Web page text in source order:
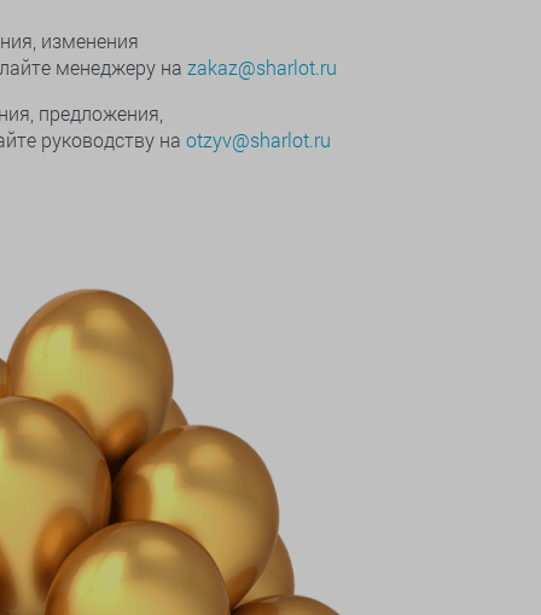
изменения
менеджеру на zakaz@sharlot.ru
предложения,
руководству на otzyv@sharlot.ru